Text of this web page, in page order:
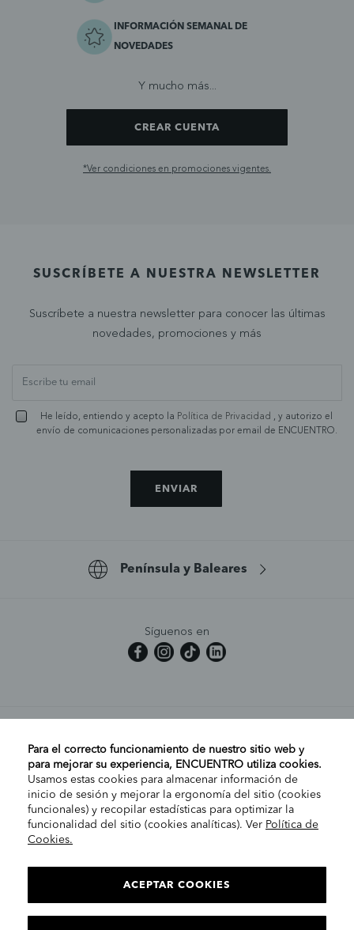
INFORMACIÓN SEMANAL DE
NOVEDADES
Y mucho más...
CREAR CUENTA
*Ver condiciones en promociones vigentes.
SUSCRÍBETE A NUESTRA NEWSLETTER
Suscríbete a nuestra newsletter para conocer las últimas
novedades, promociones y más
He leído, entiendo y acepto la Política de Privacidad , y autorizo el
envío de comunicaciones personalizadas por email de ENCUENTRO.
ENVIAR
Península y Baleares
Síguenos en
MI CUENTA
AYUDA
EMPRESA
INFORMACIÓN LEGAL
Para el correcto funcionamiento de nuestro sitio web y
para mejorar su experiencia, ENCUENTRO utiliza cookies.
Usamos estas cookies para almacenar información de
inicio de sesión y mejorar la ergonomía del sitio (cookies
funcionales) y recopilar estadísticas para optimizar la
funcionalidad del sitio (cookies analíticas). Ver Política de
Cookies.
ACEPTAR COOKIES